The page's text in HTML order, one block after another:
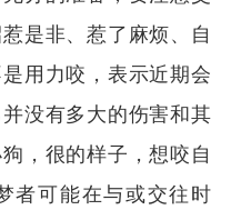
是非、惹了麻烦、自
用力咬，表示近期会
没有多大的伤害和其
，很的样子，想咬自
者可能在与或交往时